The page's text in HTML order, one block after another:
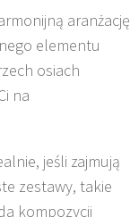
aranżację
elementu
osiach
na
jeśli zajmują
zestawy, takie
kompozycji